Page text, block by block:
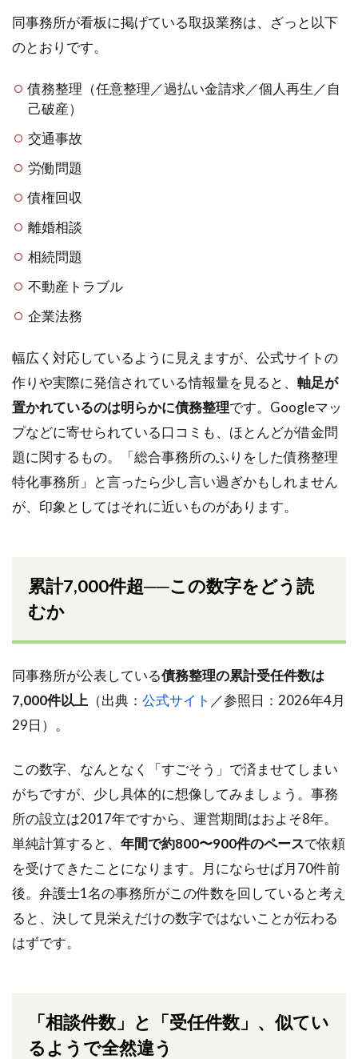
同事務所が看板に掲げている取扱業務は、ざっと以下
のとおりです。
債務整理（任意整理／過払い金請求／個人再生／自
己破産）
交通事故
労働問題
債権回収
離婚相談
相続問題
不動産トラブル
企業法務
幅広く対応しているように見えますが、公式サイトの
作りや実際に発信されている情報量を見ると、 軸足が
置かれているのは明らかに債務整理です。Googleマッ
プなどに寄せられている口コミも、ほとんどが借金問
題に関するもの。「総合事務所のふりをした債務整理
特化事務所」と言ったら少し言い過ぎかもしれません
が、印象としてはそれに近いものがあります。
累計7,000件超──この数字をどう読
むか
同事務所が公表している債務整理の累計受任件数は
7,000件以上 （出典： 公式サイト ／参照日：2026年4月
29日）。
この数字、なんとなく「すごそう」で済ませてしまい
がちですが、少し具体的に想像してみましょう。事務
所の設立は2017年ですから、運営期間はおよそ8年。
単純計算すると、 年間で約800〜900件のペースで依頼
を受けてきたことになります。月にならせば月70件前
後。弁護士1名の事務所がこの件数を回していると考え
ると、決して見栄えだけの数字ではないことが伝わる
はずです。
「相談件数」と「受任件数」、似てい
るようで全然違う